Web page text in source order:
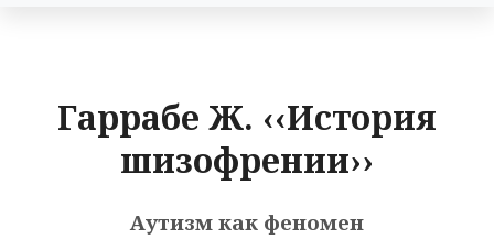
Гаррабе Ж. ‹‹История
шизофрении››
Аутизм как феномен